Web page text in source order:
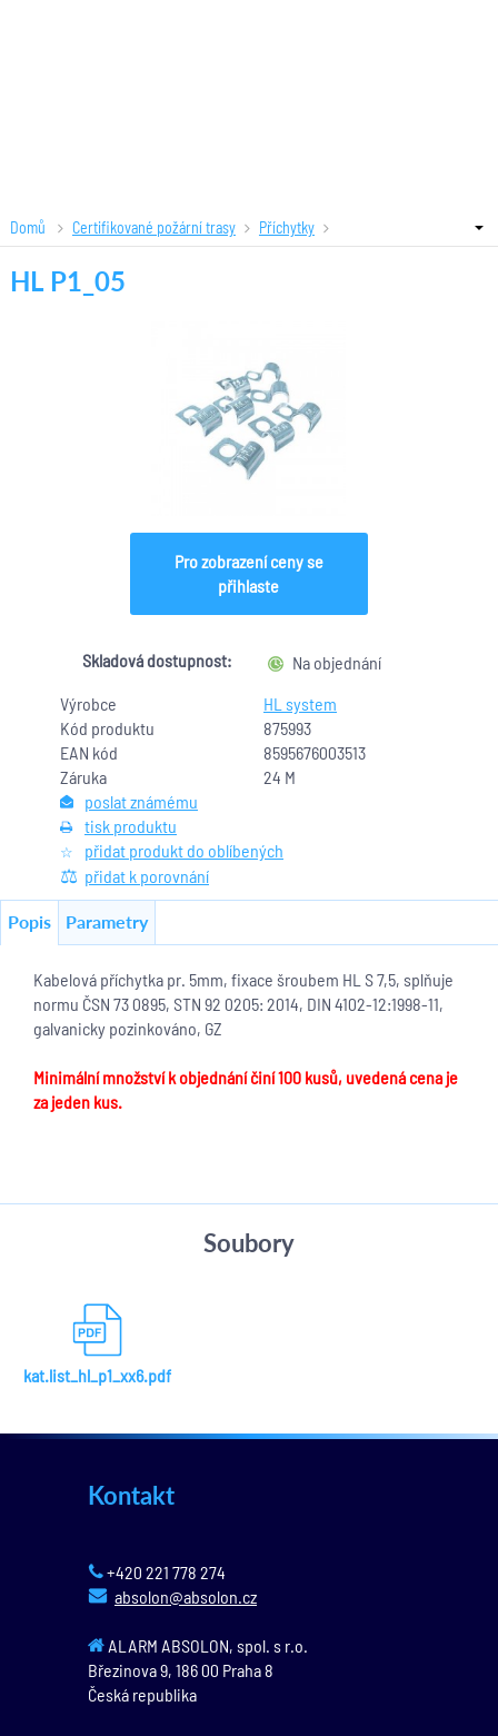
Domů Certifikované požární trasy Příchytky
HL P1_05
Výrobce
HL system
Kód produktu
875993
EAN kód
8595676003513
Záruka
24 M
poslat známému
tisk produktu
přidat produkt do oblíbených
přidat k porovnání
Pro zobrazení ceny se
přihlaste
Skladová dostupnost: Na objednání
Popis Parametry
Kabelová příchytka pr. 5mm, fixace šroubem HL S 7,5, splňuje
normu ČSN 73 0895, STN 92 0205: 2014, DIN 4102-12:1998-11,
galvanicky pozinkováno, GZ
Minimální množství k objednání činí 100 kusů, uvedená cena je
za jeden kus.
Soubory
kat.list_hl_p1_xx6.pdf
Kontakt
+420 221 778 274
absolon@absolon.cz
ALARM ABSOLON, spol. s r.o.
Březinova 9, 186 00 Praha 8
Česká republika